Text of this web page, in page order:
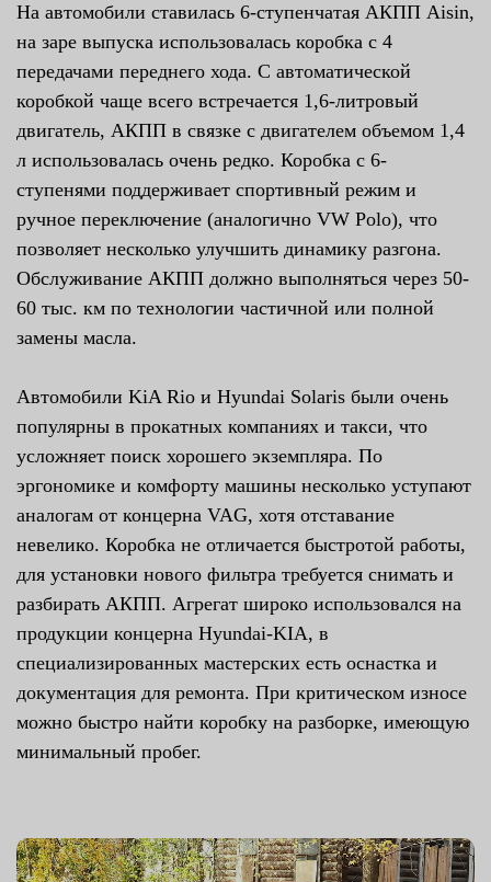
На автомобили ставилась 6-ступенчатая АКПП Aisin,
на заре выпуска использовалась коробка с 4
передачами переднего хода. С автоматической
коробкой чаще всего встречается 1,6-литровый
двигатель, АКПП в связке с двигателем объемом 1,4
л использовалась очень редко. Коробка с 6-
ступенями поддерживает спортивный режим и
ручное переключение (аналогично VW Polo), что
позволяет несколько улучшить динамику разгона.
Обслуживание АКПП должно выполняться через 50-
60 тыс. км по технологии частичной или полной
замены масла.
Автомобили KiA Rio и Hyundai Solaris были очень
популярны в прокатных компаниях и такси, что
усложняет поиск хорошего экземпляра. По
эргономике и комфорту машины несколько уступают
аналогам от концерна VAG, хотя отставание
невелико. Коробка не отличается быстротой работы,
для установки нового фильтра требуется снимать и
разбирать АКПП. Агрегат широко использовался на
продукции концерна Hyundai-KIA, в
специализированных мастерских есть оснастка и
документация для ремонта. При критическом износе
можно быстро найти коробку на разборке, имеющую
минимальный пробег.